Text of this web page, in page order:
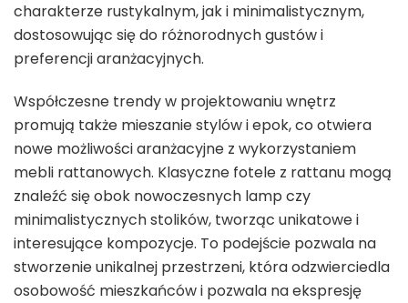
charakterze rustykalnym, jak i minimalistycznym,
dostosowując się do różnorodnych gustów i
preferencji aranżacyjnych.
Współczesne trendy w projektowaniu wnętrz
promują także mieszanie stylów i epok, co otwiera
nowe możliwości aranżacyjne z wykorzystaniem
mebli rattanowych. Klasyczne fotele z rattanu mogą
znaleźć się obok nowoczesnych lamp czy
minimalistycznych stolików, tworząc unikatowe i
interesujące kompozycje. To podejście pozwala na
stworzenie unikalnej przestrzeni, która odzwierciedla
osobowość mieszkańców i pozwala na ekspresję